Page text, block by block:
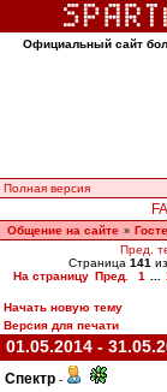
Официальный сайт
Полная версия
Общение на сайте »
Пред.
Страница 141 из
На страницу Пред. 1
Начать новую тему
Версия для печати
01.05.2014 -
Спектр -